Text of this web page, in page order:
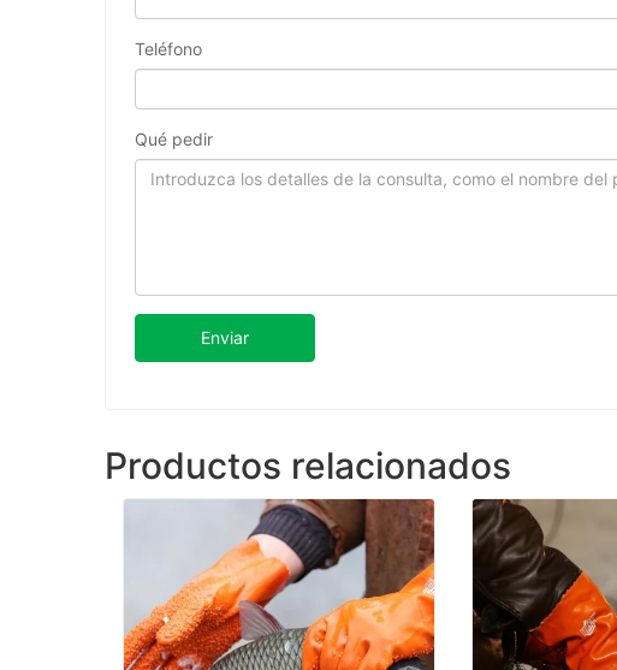
Teléfono
Qué pedir
Enviar
Productos relacionados